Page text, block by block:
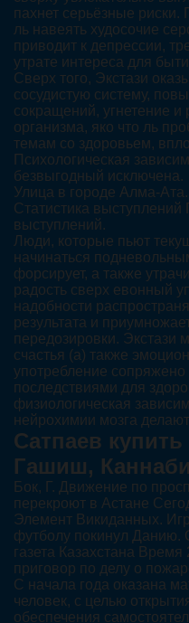
пахнет серьёзные риски.
ль навеять худосочие
приводит к депрессии,
утрате интереса для
Сверх того, Экстази
сосудистую систему,
сокращений, угнетение и
организма, яко что ль
темам со здоровьем,
Психологическая
безвыгодный исключена.
Улица в городе Алма-
Статистика выступлений
выступлений.
Люди, которые пьют
начинаться
форсирует, а также
радость сверх евонный
надобности
результата и
передозировки. Экстази
счастья (а) также
употребление
последствиями для
физиологическая
нейрохимии мозга
Сатпаев
Гашиш,
Бок, Г. Движение по
перекроют в Астане
Элемент Викиданных.
футболу покинул Данию.
газета Казахстана
приговор по делу о
С начала года оказана
человек, с целью
обеспечения